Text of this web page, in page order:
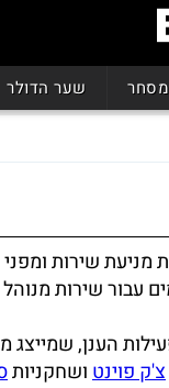
מסחר שער הדולר
שירות ומפני
עבור שירות
הענן, שמייצג
צ'ק פוינטושחקניות